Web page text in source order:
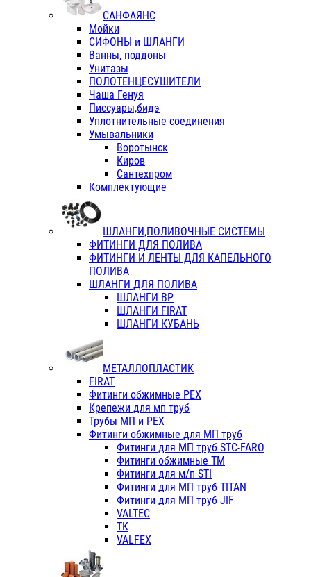
САНФАЯНС
Мойки
СИФОНЫ и ШЛАНГИ
Ванны, поддоны
Унитазы
ПОЛОТЕНЦЕСУШИТЕЛИ
Чаша Генуя
Писсуары,бидэ
Уплотнительные соединения
Умывальники
Воротынск
Киров
Сантехпром
Комплектующие
ШЛАНГИ,ПОЛИВОЧНЫЕ СИСТЕМЫ
ФИТИНГИ ДЛЯ ПОЛИВА
ФИТИНГИ И ЛЕНТЫ ДЛЯ КАПЕЛЬНОГО
ПОЛИВА
ШЛАНГИ ДЛЯ ПОЛИВА
ШЛАНГИ ВР
ШЛАНГИ FIRAT
ШЛАНГИ КУБАНЬ
МЕТАЛЛОПЛАСТИК
FIRAT
Фитинги обжимные PEX
Крепежи для мп труб
Трубы МП и PEX
Фитинги обжимные для МП труб
Фитинги для МП труб STC-FARO
Фитинги обжимные ТМ
Фитинги для м/п STI
Фитинги для МП труб TITAN
Фитинги для МП труб JIF
VALTEC
TK
VALFEX